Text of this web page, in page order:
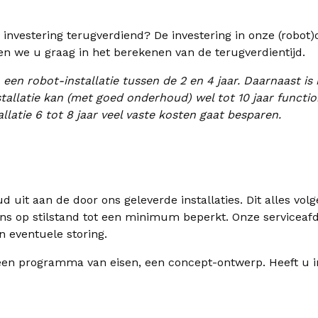
terugverdiend? De investering in onze
we u graag in het berekenen van de terugverdientijd.
robot-installatie tussen de 2 en 4 jaar. Daarnaast
kan (met goed onderhoud) wel tot 10 jaar
6 tot 8 jaar veel vaste kosten gaat besparen.
uit aan de door ons geleverde installaties. Dit alles
op stilstand tot een minimum beperkt. Onze
eventuele storing.
programma van eisen, een concept-ontwerp. Heeft u